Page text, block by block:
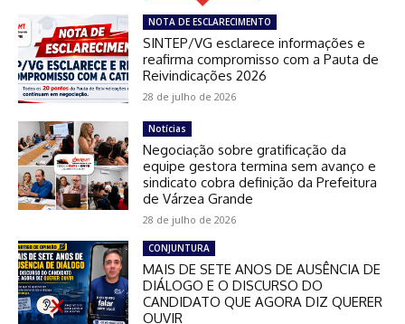
NOTA DE ESCLARECIMENTO
SINTEP/VG esclarece informações e
reafirma compromisso com a Pauta de
Reivindicações 2026
28 de julho de 2026
Notícias
Negociação sobre gratificação da
equipe gestora termina sem avanço e
sindicato cobra definição da Prefeitura
de Várzea Grande
28 de julho de 2026
CONJUNTURA
MAIS DE SETE ANOS DE AUSÊNCIA DE
DIÁLOGO E O DISCURSO DO
CANDIDATO QUE AGORA DIZ QUERER
OUVIR